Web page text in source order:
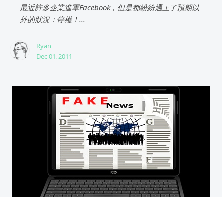
最近許多企業進軍Facebook，但是都紛紛遇上了預期以
外的狀況：停權！...
Ryan
Dec 01, 2011